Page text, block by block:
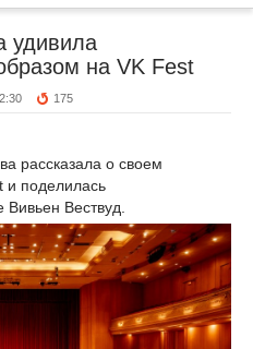
удивила
на VK Fest
175
рассказала о своем
и поделилась
Вествуд.